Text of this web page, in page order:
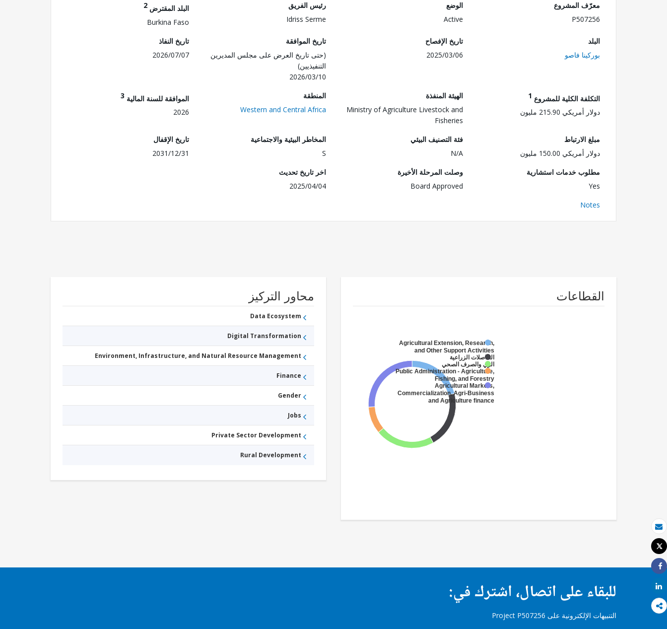
بريد الكتروني
طباعة
Tweet
Share
Share
معرّف المشروع
P507256
الوضع
Active
رئيس الفريق
Idriss Serme
البلد المقترض 2
Burkina Faso
البلد
بوركينا فاصو
تاريخ الإفصاح
2025/03/06
تاريخ الموافقة
(حتى تاريخ العرض على مجلس المديرين
التنفيذيين)
2026/03/10
تاريخ النفاذ
2026/07/07
التكلفة الكلية للمشروع 1
دولار أمريكي 215.90 مليون
الهيئة المنفذة
Ministry of Agriculture Livestock and
Fisheries
المنطقة
Western and Central Africa
الموافقة للسنة المالية 3
2026
مبلغ الارتباط
دولار أمريكي 150.00 مليون
فئة التصنيف البيئي
N/A
المخاطر البيئية والاجتماعية
S
تاريخ الإقفال
2031/12/31
مطلوب خدمات استشارية
Yes
وصلت المرحلة الأخيرة
Board Approved
اخر تاريخ تحديث
2025/04/04
Notes
القطاعات
Agricultural Extension, Research,
and Other Support Activities
الحاصلات الزراعية
الري والصرف الصحي
Public Administration - Agriculture,
Fishing, and Forestry
Agricultural Markets,
Commercialization, Agri-Business
and Agriculture finance
محاور التركيز
Data Ecosystem
Digital Transformation
Environment, Infrastructure, and Natural Resource Management
Finance
Gender
Jobs
Private Sector Development
Rural Development
للبقاء على اتصال، اشترك في:
التنبيهات الإلكترونية على Project P507256